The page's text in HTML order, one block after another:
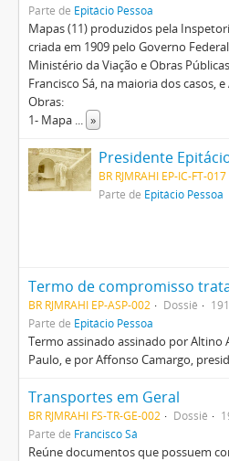
Parte de Epitácio Pessoa
Mapas (11) produzidos pela
criada em 1909 pelo Governo
Ministério da Viação e Obras
Francisco Sá, na maioria dos casos,
Obras:
1- Mapa ... »
BR RJMRAHI EP-IC-FT-017
Parte de Epitácio Pessoa
BR RJMRAHI EP-ASP-002 Dossiê
Parte de Epitácio Pessoa
Termo assinado assinado por Altino
Paulo, e por Affonso Camargo,
Transportes em Geral
BR RJMRAHI FS-TR-GE-002 Dossiê
Parte de Francisco Sá
Reúne documentos que possuem